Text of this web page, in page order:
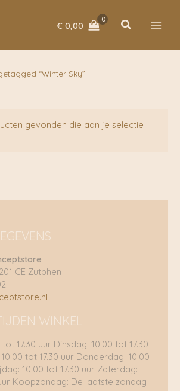
€ 0,00 Zoeken
“Winter Sky”
gevonden die aan je selectie
CE Zutphen
WINKEL
17.30 uur Dinsdag: 10.00 tot 17.30
tot 17.30 uur Donderdag: 10.00
10.00 tot 17.30 uur Zaterdag:
Koopzondag: De laatste zondag